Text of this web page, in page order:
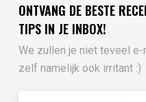
ONTVANG DE BESTE
TIPS IN JE INBOX!
We zullen je niet teveel
zelf namelijk ook irritant :)